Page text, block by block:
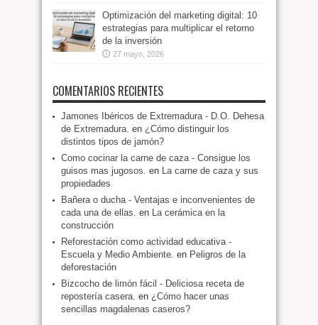
Optimización del marketing digital: 10
estrategias para multiplicar el retorno
de la inversión
27 mayo, 2026
COMENTARIOS RECIENTES
Jamones Ibéricos de Extremadura - D.O. Dehesa
de Extremadura. en ¿Cómo distinguir los
distintos tipos de jamón?
Como cocinar la carne de caza - Consigue los
guisos mas jugosos. en La carne de caza y sus
propiedades
Bañera o ducha - Ventajas e inconvenientes de
cada una de ellas. en La cerámica en la
construcción
Reforestación como actividad educativa -
Escuela y Medio Ambiente. en Peligros de la
deforestación
Bizcocho de limón fácil - Deliciosa receta de
repostería casera. en ¿Cómo hacer unas
sencillas magdalenas caseros?